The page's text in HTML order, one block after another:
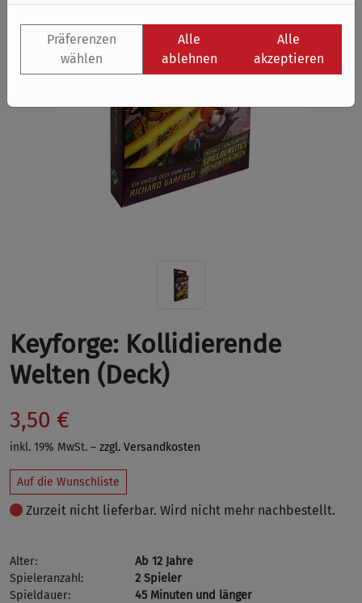
Keyforge: Kollidierende
Welten (Deck)
3,50 €
inkl. 19% MwSt. – zzgl. Versandkosten
Auf die Wunschliste
Zurzeit nicht lieferbar. Wird nicht mehr nachbestellt.
Alter:
Ab 12 Jahre
Spieleranzahl:
2 Spieler
Spieldauer:
45 Minuten und länger
Präferenzen
wählen
Alle
ablehnen
Alle
akzeptieren